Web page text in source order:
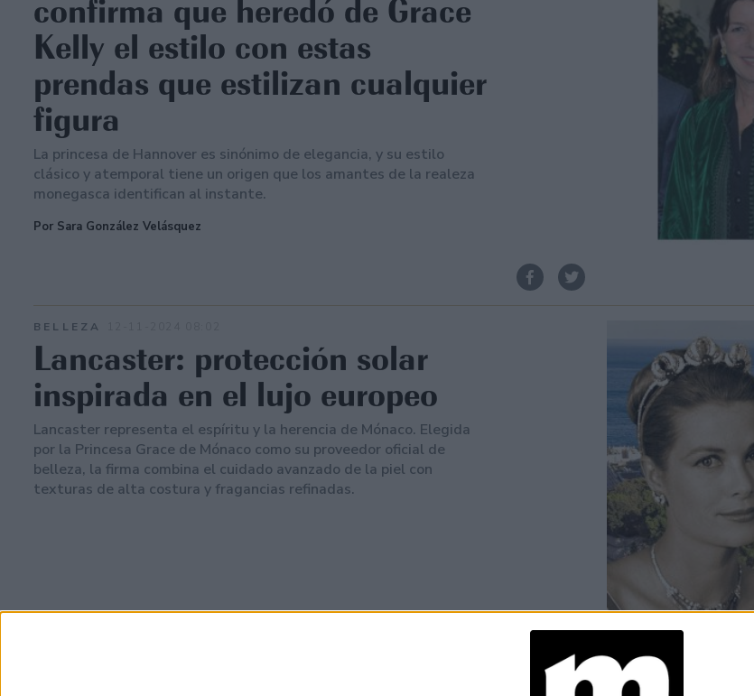
confirma que heredó de Grace
Kelly el estilo con estas
prendas que estilizan cualquier
figura
La princesa de Hannover es sinónimo de elegancia, y su estilo
clásico y atemporal tiene un origen que los amantes de la realeza
monegasca identifican al instante.
Por Sara González Velásquez
BELLEZA
Lancaster: protección solar
inspirada en el lujo europeo
Lancaster representa el espíritu y la herencia de Mónaco. Elegida
por la Princesa Grace de Mónaco como su proveedor oficial de
belleza, la firma combina el cuidado avanzado de la piel con
texturas de alta costura y fragancias refinadas.